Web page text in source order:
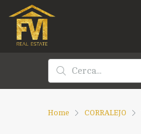
Home CORRALEJO